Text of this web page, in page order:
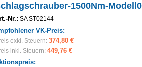
1500Nm-
Nr.: SA ST02144
VK-Preis:
exkl. Steuern: 374,80 €
inkl. Steuern: 449,76 €